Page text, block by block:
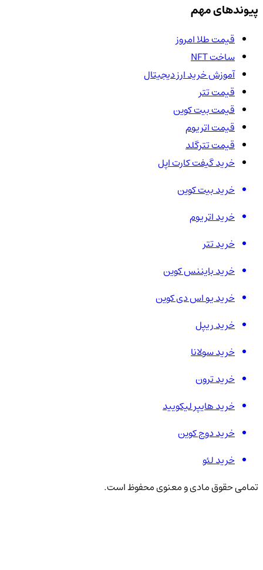
پیوندهای مهم
قیمت طلا امروز
ساخت NFT
آموزش خرید ارز دیجیتال
قیمت تتر
قیمت بیت کوین
قیمت اتریوم
قیمت تترگلد
خرید گیفت کارت اپل
خرید بیت کوین
خرید اتریوم
خرید تتر
خرید بایننس کوین
خرید یو اس دی کوین
خرید ریپل
خرید سولانا
خرید ترون
خرید هایپر لیکویید
خرید دوج کوین
خرید لئو
تمامی حقوق مادی و معنوی محفوظ است.